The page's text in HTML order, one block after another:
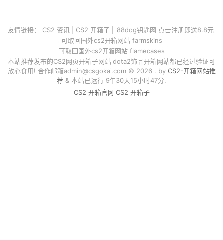
友情链接： CS2 资讯 CS2 开箱子
88dog钥匙网 点击注册即送8.8元
可取回国外cs2开箱网站 farmskins
可取回国外cs2开箱网站 flamecases
本站推荐发布的CS2网页开箱子网站 dota2饰品开箱网站都已经过验证可
放心食用! 合作邮箱admin@csgokai.com© 2026 . by CS2-开箱网站推
荐 & 本站已运行 9年30天15小时47分.
CS2 开箱官网 CS2 开箱子